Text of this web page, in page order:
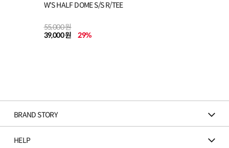
W'S HALF DOME S/S R/TEE
55,000 원
39,000 원
29%
BRAND STORY
HELP